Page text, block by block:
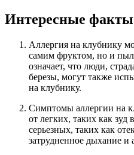
Интересные факты
Аллергия на клубнику
самим фруктом, но и
означает, что люди,
березы, могут также
на клубнику.
Симптомы аллергии на
от легких, таких как зуд
серьезных, таких как
затрудненное дыхание и